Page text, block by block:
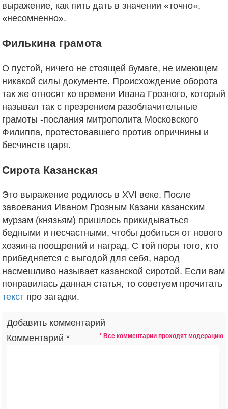
выражение, как пить дать в значении «точно»,
«несомненно».
Филькина грамота
О пустой, ничего не стоящей бумаге, не имеющем
никакой силы документе. Происхождение оборота
так же относят ко времени Ивана Грозного, который
называл так с презрением разоблачительные
грамоты -послания митрополита Московского
Филиппа, протестовавшего против опричнины и
бесчинств царя.
Сирота Казанская
Это выражение родилось в XVI веке. После
завоевания Иваном Грозным Казани казанским
мурзам (князьям) пришлось прикидываться
бедными и несчастными, чтобы добиться от нового
хозяина поощрений и наград. С той поры того, кто
прибедняется с выгодой для себя, народ
насмешливо называет казанской сиротой. Если вам
понравилась данная статья, то советуем прочитать
текст про загадки.
Добавить комментарий
* Все комментарии проходят модерацию
Комментарий*